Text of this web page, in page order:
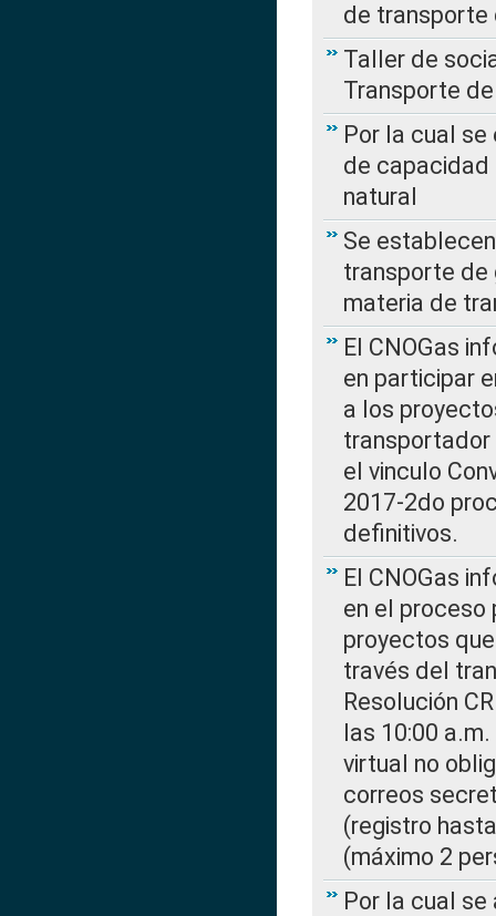
de transporte
Taller de
Transporte
Por la cual
de capacidad
natural
Se
transporte de
materia de
El CNOGas
en participar
a los
transportador
el vinculo
2017-2do
definitivos.
El CNOGas
en el proceso
proyectos
través del
Resolución
las 10:00
virtual no
correos
(registro
(máximo 2
Por la cual